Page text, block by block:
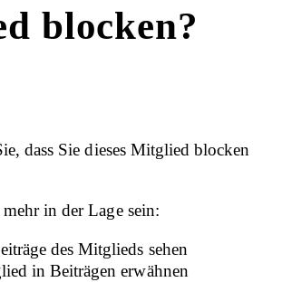
blocken?
dass Sie dieses Mitglied blocken
in der Lage sein:
des Mitglieds sehen
in Beiträgen erwähnen